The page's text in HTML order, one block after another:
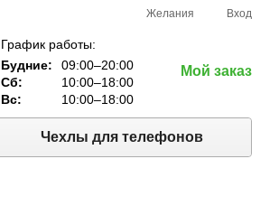
Желания Вход
График работы:
Будние:
09:00–20:00
Сб:
10:00–18:00
Вс:
10:00–18:00
Мой заказ
Чехлы для телефонов